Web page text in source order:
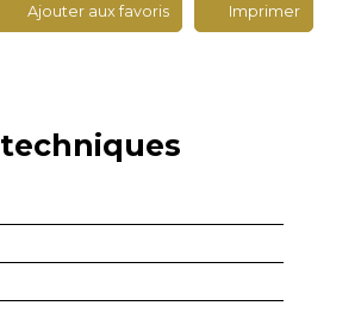
Ajouter aux favoris Imprimer
techniques